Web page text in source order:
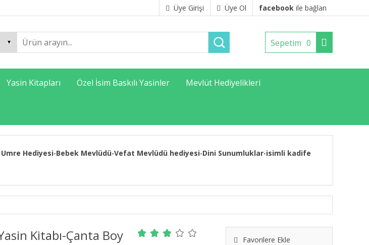
Üye Girişi Üye Ol facebook ile bağlan
Sepetim 0
Yasin Kitapları Özel İsim Baskılı Yasinler Mevlüt Hediyelikleri
Umre Hediyesi-Bebek Mevlüdü-Vefat Mevlüdü hediyesi-Dini Sunumluklar-isimli kadife
Kitabı-Çanta Boy
Favorilere Ekle